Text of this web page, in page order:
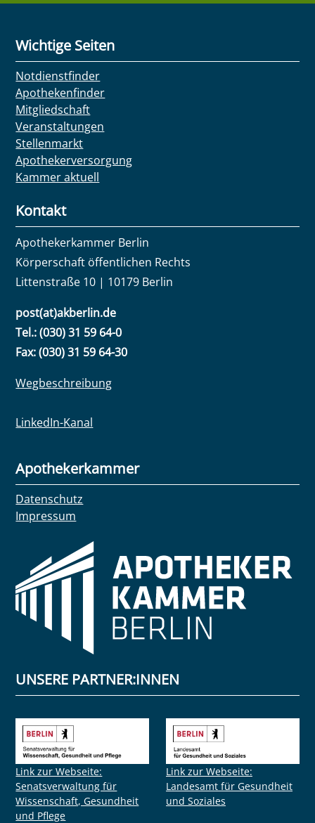
Wichtige Seiten
Notdienstfinder
Apothekenfinder
Mitgliedschaft
Veranstaltungen
Stellenmarkt
Apothekerversorgung
Kammer aktuell
Kontakt
Apothekerkammer Berlin
Körperschaft öffentlichen Rechts
Littenstraße 10 | 10179 Berlin
post(at)akberlin.de
Tel.: (030) 31 59 64-0
Fax: (030) 31 59 64-30
Wegbeschreibung
LinkedIn-Kanal
Apothekerkammer
Datenschutz
Impressum
UNSERE PARTNER:INNEN
Link zur Webseite:
Senatsverwaltung für
Wissenschaft, Gesundheit
und Pflege
Link zur Webseite:
Landesamt für Gesundheit
und Soziales